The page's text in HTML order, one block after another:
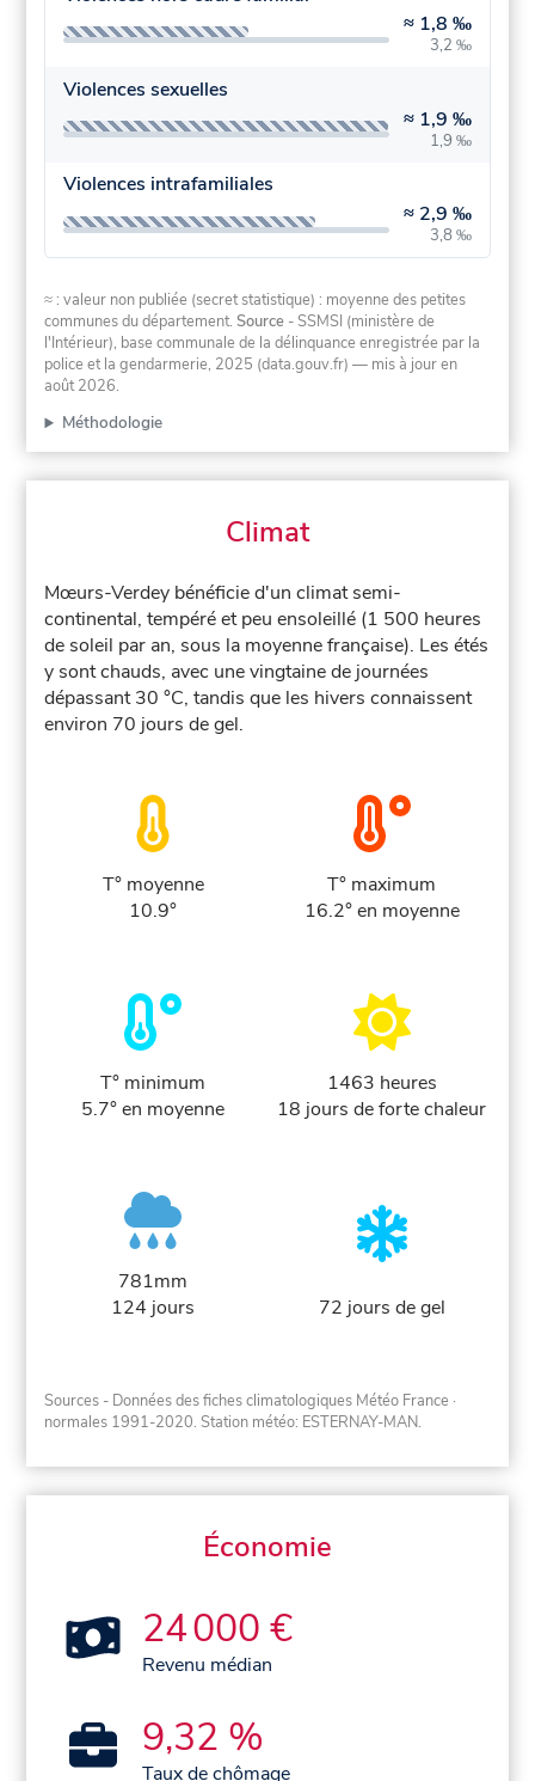
≈ 1,8 ‰
3,2 ‰
Violences sexuelles
≈ 1,9 ‰
1,9 ‰
Violences intrafamiliales
≈ 2,9 ‰
3,8 ‰
≈ : valeur non publiée (secret statistique) : moyenne des petites
communes du département.Source - SSMSI (ministère de
l'Intérieur), base communale de la délinquance enregistrée par la
police et la gendarmerie, 2025 (data.gouv.fr) — mis à jour en
août 2026.
Méthodologie
Climat
Mœurs-Verdey bénéficie d'un climat semi-
continental, tempéré et peu ensoleillé (1 500 heures
de soleil par an, sous la moyenne française). Les étés
y sont chauds, avec une vingtaine de journées
dépassant 30 °C, tandis que les hivers connaissent
environ 70 jours de gel.
T° moyenne
10.9°
T° maximum
16.2° en moyenne
T° minimum
5.7° en moyenne
1463 heures
18 jours de forte chaleur
781mm
124 jours
72 jours de gel
Sources - Données des fiches climatologiques Météo France ·
normales 1991-2020. Station météo: ESTERNAY-MAN.
Économie
24 000 €
Revenu médian
9,32 %
Taux de chômage